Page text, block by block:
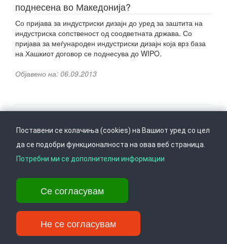
поднесена во Македонија?
Со пријава за индустриски дизајн до уред за заштита на
индустриска сопственост од соодветната држава. Со
пријава за меѓународен индустриски дизајн која врз база
на Хашкиот договор се поднесува до WIPO.
Објавено на: 06.09.2013
Врати се горе Следете не на
Ул. Даме Груев 14, Катна гаража Беко на 1-виот кат, 1000 Скопје,
Тел: +389 2 3103 601 (641), Факс: +389 2 3137 149 |
info@ippo.gov.mk
Поставени се колачиња (cookies) на Вашиот уред со цел
да се подобри функционалноста на оваа веб страница.
Потребни ми се дополнителни информации
Се согласувам
Не се согласувам